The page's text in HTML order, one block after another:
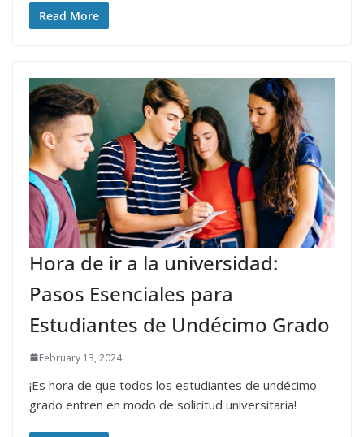
Read More
Hora de ir a la universidad:
Pasos Esenciales para
Estudiantes de Undécimo Grado
February 13, 2024
¡Es hora de que todos los estudiantes de undécimo
grado entren en modo de solicitud universitaria!